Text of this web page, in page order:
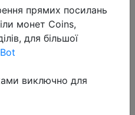
"GBEBBC018"
прямих посилань
монет Coins,
для більшої
виключно для